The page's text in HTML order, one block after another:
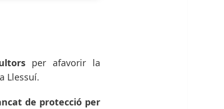
per afavorir la
Llessuí.
de protecció per